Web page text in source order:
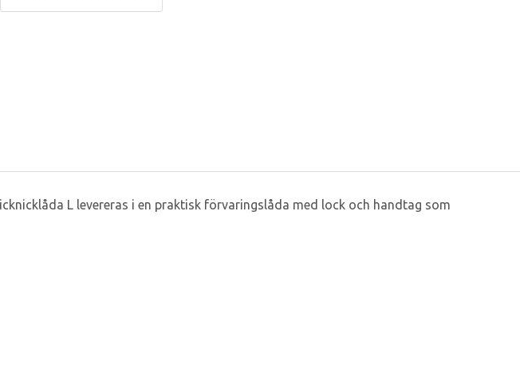
L levereras i en praktisk förvaringslåda med lock och handtag som